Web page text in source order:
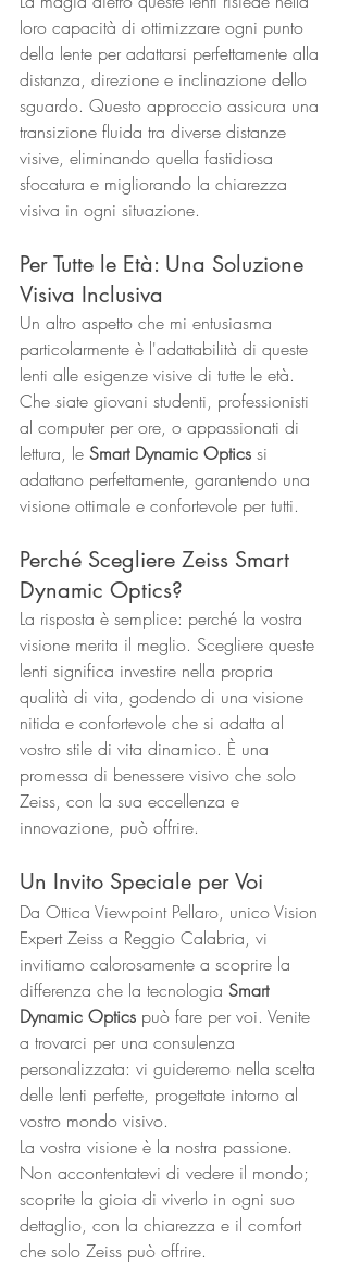
loro capacità di ottimizzare ogni punto
della lente per adattarsi perfettamente alla
distanza, direzione e inclinazione dello
sguardo. Questo approccio assicura una
transizione fluida tra diverse distanze
visive, eliminando quella fastidiosa
sfocatura e migliorando la chiarezza
visiva in ogni situazione.
Per Tutte le Età: Una Soluzione
Visiva Inclusiva
Un altro aspetto che mi entusiasma
particolarmente è l'adattabilità di queste
lenti alle esigenze visive di tutte le età.
Che siate giovani studenti, professionisti
al computer per ore, o appassionati di
lettura, le Smart Dynamic Optics si
adattano perfettamente, garantendo una
visione ottimale e confortevole per tutti.
Perché Scegliere Zeiss Smart
Dynamic Optics?
La risposta è semplice: perché la vostra
visione merita il meglio. Scegliere queste
lenti significa investire nella propria
qualità di vita, godendo di una visione
nitida e confortevole che si adatta al
vostro stile di vita dinamico. È una
promessa di benessere visivo che solo
Zeiss, con la sua eccellenza e
innovazione, può offrire.
Un Invito Speciale per Voi
Da Ottica Viewpoint Pellaro, unico Vision
Expert Zeiss a Reggio Calabria, vi
invitiamo calorosamente a scoprire la
differenza che la tecnologia Smart
Dynamic Optics può fare per voi. Venite
a trovarci per una consulenza
personalizzata: vi guideremo nella scelta
delle lenti perfette, progettate intorno al
vostro mondo visivo.
La vostra visione è la nostra passione.
Non accontentatevi di vedere il mondo;
scoprite la gioia di viverlo in ogni suo
dettaglio, con la chiarezza e il comfort
che solo Zeiss può offrire.